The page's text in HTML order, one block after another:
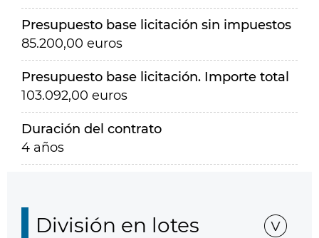
Presupuesto base licitación sin impuestos
85.200,00 euros
Presupuesto base licitación. Importe total
103.092,00 euros
Duración del contrato
4 años
División en lotes